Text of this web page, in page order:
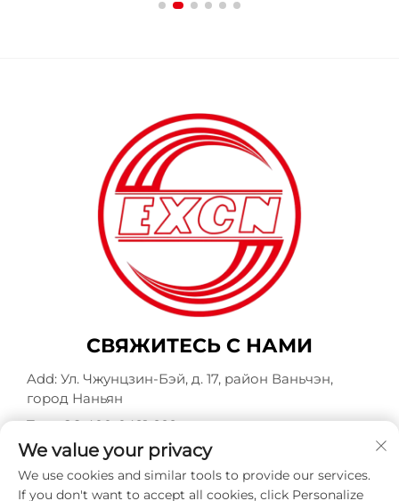
СВЯЖИТЕСЬ С НАМИ
Add: Ул. Чжунцзин-Бэй, д. 17, район Ваньчэн,
город Наньян
Тел.:+86-400-0491-999
Электронная почта:[email protected]
We value your privacy
We use cookies and similar tools to provide our services.
If you don't want to accept all cookies, click Personalize